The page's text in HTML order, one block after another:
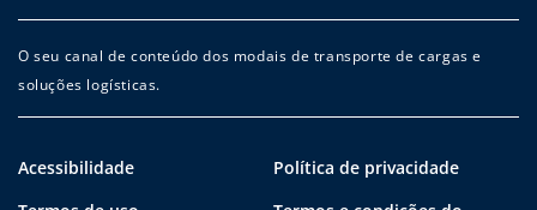
O seu canal de conteúdo dos modais de transporte de cargas e
soluções logísticas.
Acessibilidade
Política de privacidade